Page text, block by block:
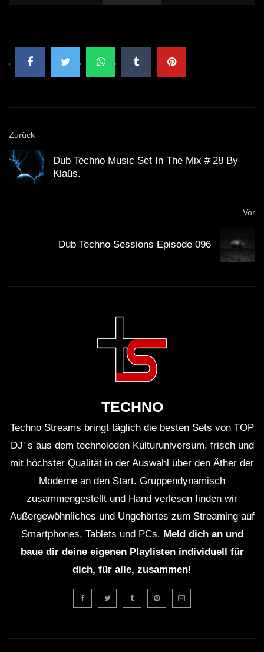
Zurück
Dub Techno Music Set In The Mix # 28 By
Klaüs.
Vor
Dub Techno Sessions Episode 096
TECHNO
Techno Streams bringt täglich die besten Sets von TOP
DJ' s aus dem technoioden Kulturuniversum, frisch und
mit höchster Qualität in der Auswahl über den Äther der
Moderne an den Start. Gruppendynamisch
zusammengestellt und Hand verlesen finden wir
Außergewöhnliches und Ungehörtes zum Streaming auf
Smartphones, Tablets und PCs. Meld dich an und
baue dir deine eigenen Playlisten individuell für
dich, für alle, zusammen!